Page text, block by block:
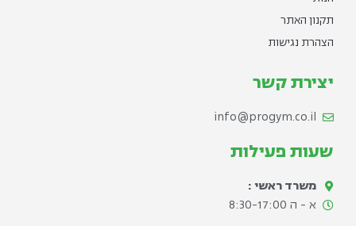
תקנון האתר
הצהרת נגישות
יצירת קשר
info@progym.co.il
שעות פעילות
משרד ראשי :
א - ה 8:30-17:00​